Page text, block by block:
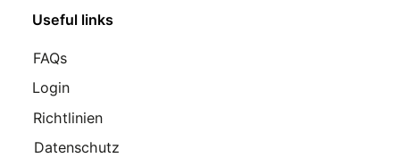
Useful links
FAQs
Login
Richtlinien
Datenschutz